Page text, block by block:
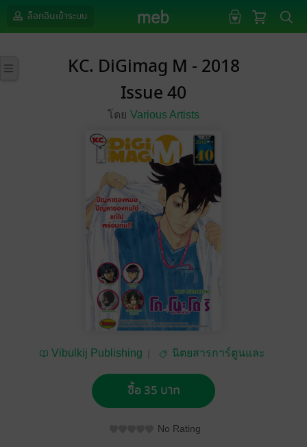
ล็อกอินเข้าระบบ
KC. DiGimag M - 2018
Issue 40
โดย Various Artists
Vibulkij Publishing
นิตยสารการ์ตูนและ
ซื้อ 35 บาท
No Rating